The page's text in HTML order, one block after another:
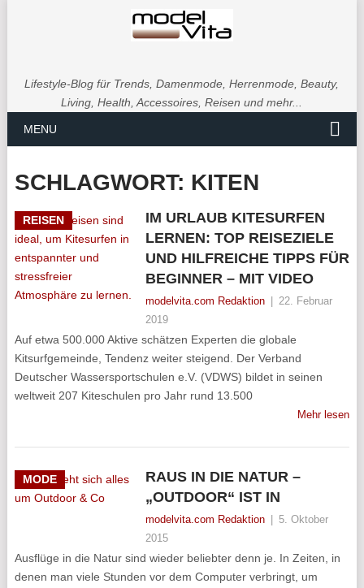
Lifestyle-Blog für Trends, Damenmode, Herrenmode, Beauty,
Living, Health, Accessoires, Reisen und mehr...
MENU
SCHLAGWORT: KITEN
REISEN
IM URLAUB KITESURFEN
LERNEN: TOP REISEZIELE
UND HILFREICHE TIPPS FÜR
BEGINNER – MIT VIDEO
modelvita.com Redaktion
22. Februar
2019
Auf etwa 500.000 Aktive schätzen Experten die globale
Kitsurfgemeinde, Tendenz weiter steigend. Der Verband
Deutscher Wassersportschulen e.V. (VDWS) bildet in seinen
weltweit 207 Kiteschulen pro Jahr rund 13.500
Mehr lesen
MODE
RAUS IN DIE NATUR –
„OUTDOOR“ IST IN
modelvita.com Redaktion
5. Oktober
2015
Ausflüge in die Natur sind wieder beliebter denn je. In Zeiten, in
denen man viele Stunden vor dem Computer verbringt, um